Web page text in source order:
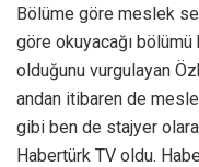
Bölüme göre meslek
göre okuyacağı bölümü
olduğunu vurgulayan
andan itibaren de
gibi ben de stajyer
Habertürk TV oldu.